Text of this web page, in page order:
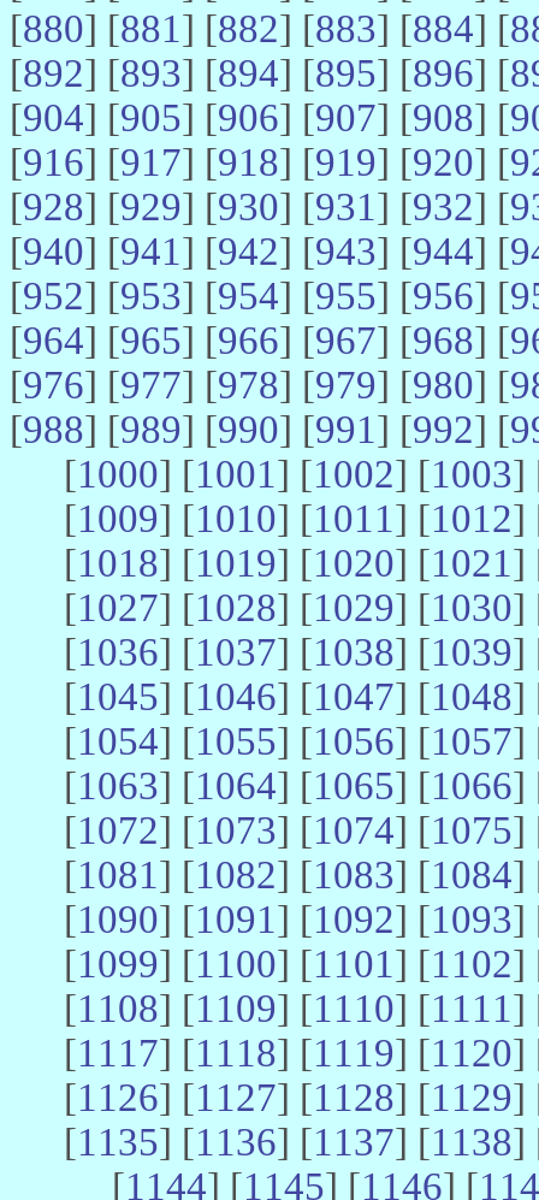
[880] [881] [882] [883] [884] [
[892] [893] [894] [895] [896] [
[904] [905] [906] [907] [908] [
[916] [917] [918] [919] [920] [
[928] [929] [930] [931] [932] [
[940] [941] [942] [943] [944] [
[952] [953] [954] [955] [956] [
[964] [965] [966] [967] [968] [
[976] [977] [978] [979] [980] [
[988] [989] [990] [991] [992] [
[1000] [1001] [1002] [1003]
[1009] [1010] [1011] [1012]
[1018] [1019] [1020] [1021]
[1027] [1028] [1029] [1030]
[1036] [1037] [1038] [1039]
[1045] [1046] [1047] [1048]
[1054] [1055] [1056] [1057]
[1063] [1064] [1065] [1066]
[1072] [1073] [1074] [1075]
[1081] [1082] [1083] [1084]
[1090] [1091] [1092] [1093]
[1099] [1100] [1101] [1102]
[1108] [1109] [1110] [1111]
[1117] [1118] [1119] [1120]
[1126] [1127] [1128] [1129]
[1135] [1136] [1137] [1138]
[1144] [1145] [1146] [